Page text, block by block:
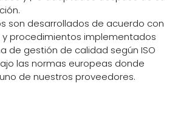
son desarrollados de acuerdo con
y procedimientos implementados
de gestión de calidad según ISO
las normas europeas donde
de nuestros proveedores.